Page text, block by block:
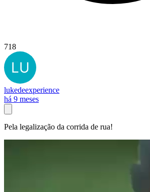
718
lukedeexperience
há 9 meses
Pela legalização da corrida de rua!